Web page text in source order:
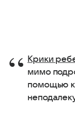
Крики
мимо
помощью